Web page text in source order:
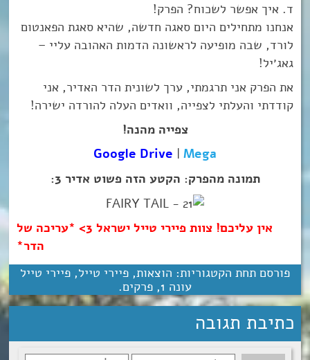
ד. איך אפשר לשכוח? הפרק!
אנחנו מתחילים היום סאגה חדשה, שהיא סאגת הפאנטום
לורד, שבה מופיעה לראשונה הדמות האהובה עליי –
גאג׳יל!
את הפרק אני תרגמתי, ערך לשונית הדר האדיר, אני
קודדתי והעלתי לצפייה, וואדים העלה להורדה ישירה!
צפייה מהנה!
Google Drive
Mega
תמונה מהפרק: הקטע הזה פשוט אדיר 3:
אין עליכם! צוות פיירי טייל ישראל 3> *עריכה של
הדר*
פורסם תחת הקטגוריות: הוצאות, פיירי טייל, פיירי טייל
עונה 1
, פרקים.
כתיבת תגובה